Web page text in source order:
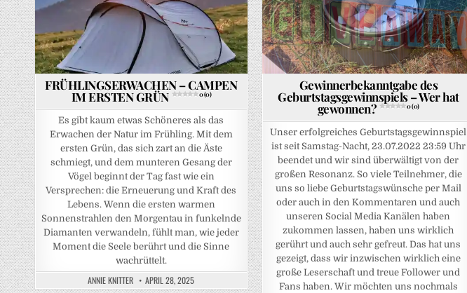
FRÜHLINGSERWACHEN – CAMPEN
IM ERSTEN GRÜN 0 (0)
Es gibt kaum etwas Schöneres als das
Erwachen der Natur im Frühling. Mit dem
ersten Grün, das sich zart an die Äste
schmiegt, und dem munteren Gesang der
Vögel beginnt der Tag fast wie ein
Versprechen: die Erneuerung und Kraft des
Lebens. Wenn die ersten warmen
Sonnenstrahlen den Morgentau in funkelnde
Diamanten verwandeln, fühlt man, wie jeder
Moment die Seele berührt und die Sinne
wachrüttelt.
ANNIE KNITTER APRIL 28, 2025
Gewinnerbekanntgabe des
Geburtstagsgewinnspiels – Wer hat
gewonnen? 0 (0)
Unser erfolgreiches Geburtstagsgewinnspiel
ist seit Samstag-Nacht, 23.07.2022 23:59 Uhr
beendet und wir sind überwältigt von der
großen Resonanz. So viele Teilnehmer, die
uns so liebe Geburtstagswünsche per Mail
oder auch in den Kommentaren und auch
unseren Social Media Kanälen haben
zukommen lassen, haben uns wirklich
gerührt und auch sehr gefreut. Das hat uns
gezeigt, dass wir inzwischen wirklich eine
große Leserschaft und treue Follower und
Fans haben. Wir möchten uns nochmals